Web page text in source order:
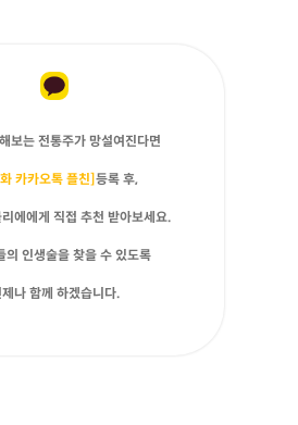
보는 전통주가 망설여진다면
카카오톡 플친]등록 후,
에에게 직접 추천 받아보세요.
의 인생술을 찾을 수 있도록
나 함께 하겠습니다.